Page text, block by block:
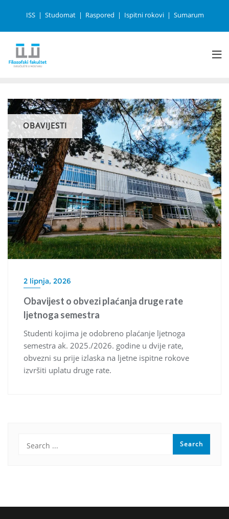
ISS Studomat Raspored Ispitni rokovi Sumarum
OBAVIJESTI
2 lipnja, 2026
Obavijest o obvezi plaćanja druge rate
ljetnoga semestra
Studenti kojima je odobreno plaćanje ljetnoga
semestra ak. 2025./2026. godine u dvije rate,
obvezni su prije izlaska na ljetne ispitne rokove
izvršiti uplatu druge rate.